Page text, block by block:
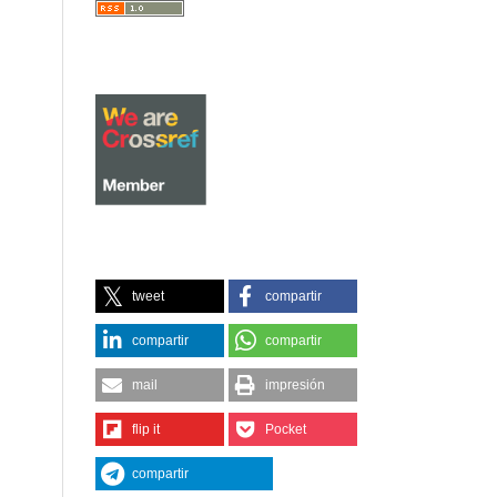
tweet compartir
compartir compartir
mail impresión
flip it Pocket
compartir